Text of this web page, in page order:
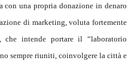
con una propria donazione in denaro
di marketing, voluta fortemente
intende portare il “laboratorio
sempre riuniti, coinvolgere la città e